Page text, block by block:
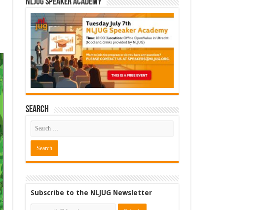
NLJUG Speaker Academy
Search
Subscribe to the NLJUG Newsletter